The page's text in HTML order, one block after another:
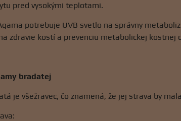
pred vysokými teplotami.
potrebuje UVB svetlo na správny
zdravie kostí a prevenciu metabolickej kostnej
bradatej
je všežravec, čo znamená, že jej strava by